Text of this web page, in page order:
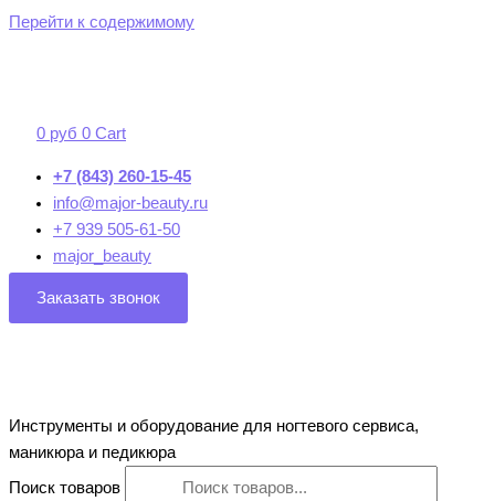
Перейти к содержимому
0 руб 0 Cart
+7 (843) 260-15-45
info@major-beauty.ru
+7 939 505-61-50
major_beauty
Заказать звонок
Инструменты и оборудование для ногтевого сервиса,
маникюра и педикюра
Поиск товаров